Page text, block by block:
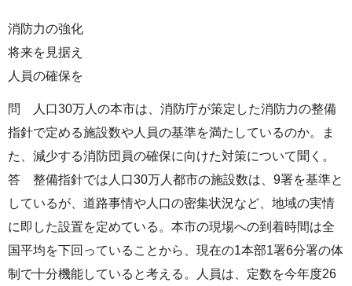
消防力の強化
将来を見据え
人員の確保を
問 人口30万人の本市は、消防庁が策定した消防力の整備
指針で定める施設数や人員の基準を満たしているのか。ま
た、減少する消防団員の確保に向けた対策について聞く。
答 整備指針では人口30万人都市の施設数は、9署を基準と
しているが、道路事情や人口の密集状況など、地域の実情
に即した設置を定めている。本市の現場への到着時間は全
国平均を下回っていることから、現在の1本部1署6分署の体
制で十分機能していると考える。人員は、定数を今年度26